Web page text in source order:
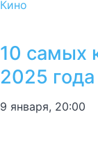
Кино
10 самых
2025 года
9 января, 20:00